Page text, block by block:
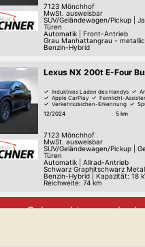
7123 Mönchhof
MwSt. ausweisbar
SUV/Geländewagen/Pickup|
Türen
Automatik| Front-Antrieb
Grau Manhattangrau - metallic
Benzin-Hybrid
Lexus NX 200t E-Four
Induktives Laden des Handys
Apple CarPlay
Fernlicht-
Verkehrszeichen-Erkennung
Spurhalte-Assistent
Sitz-
12/2024 5 km
7123 Mönchhof
MwSt. ausweisbar
SUV/Geländewagen/Pickup|
Türen
Automatik| Allrad-Antrieb
Schwarz Graphitschwarz
Benzin-Hybrid
Kapazität: 18
Reichweite: 74 km
Gebrauchtwagen in